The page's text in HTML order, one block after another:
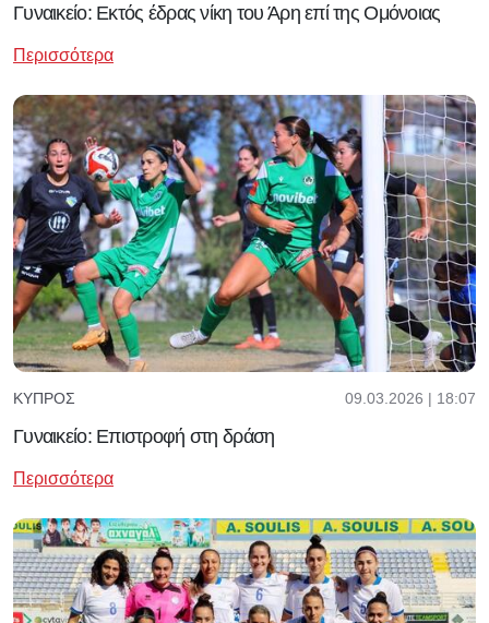
Γυναικείο: Εκτός έδρας νίκη του Άρη επί της Ομόνοιας
Περισσότερα
ΚΎΠΡΟΣ 09.03.2026 | 18:07
Γυναικείο: Επιστροφή στη δράση
Περισσότερα